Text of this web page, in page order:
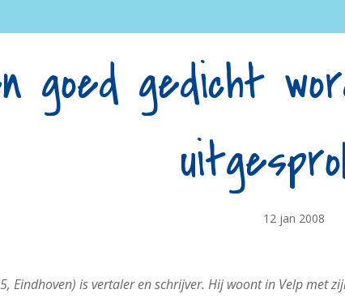
goed gedicht
12 jan 2008
Eindhoven) is vertaler en schrijver. Hij woont in Velp met